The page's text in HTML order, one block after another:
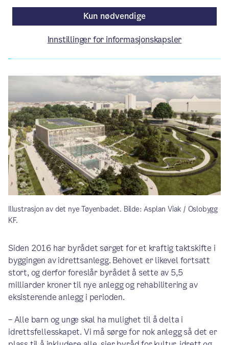
Av Byrådsavdeling for kultur og næring
Artikkelen er mer enn ett år gammel.
Illustrasjon av det nye Tøyenbadet. Bilde: Asplan Viak / Oslobygg
KF.
Siden 2016 har byrådet sørget for et kraftig taktskifte i
byggingen av idrettsanlegg. Behovet er likevel fortsatt
stort, og derfor foreslår byrådet å sette av 5,5
milliarder kroner til nye anlegg og rehabilitering av
eksisterende anlegg i perioden.
– Alle barn og unge skal ha mulighet til å delta i
idrettsfellesskapet. Vi må sørge for nok anlegg så det er
Kun nødvendige
Innstillinger for informasjonskapsler